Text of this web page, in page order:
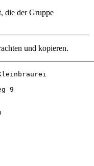
die der Gruppe
und kopieren.